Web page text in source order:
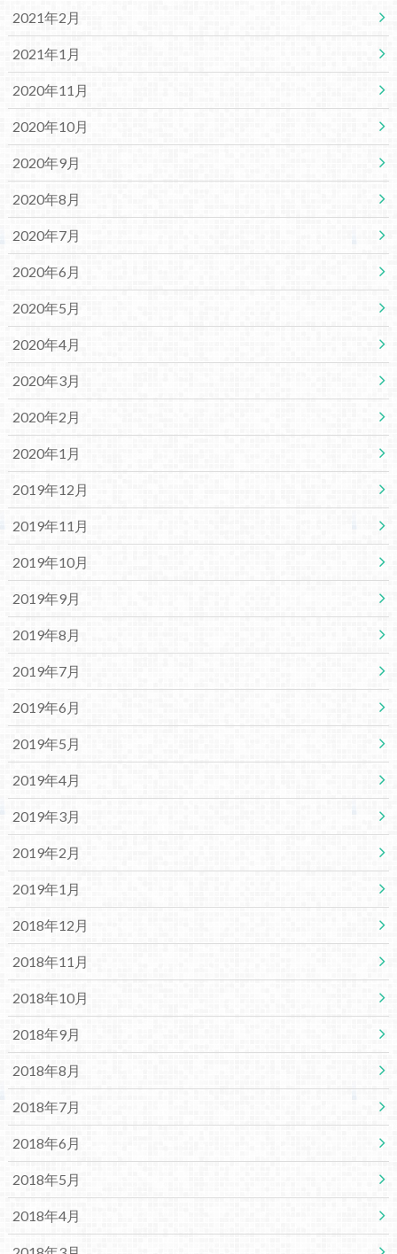
2021年2月
2021年1月
2020年11月
2020年10月
2020年9月
2020年8月
2020年7月
2020年6月
2020年5月
2020年4月
2020年3月
2020年2月
2020年1月
2019年12月
2019年11月
2019年10月
2019年9月
2019年8月
2019年7月
2019年6月
2019年5月
2019年4月
2019年3月
2019年2月
2019年1月
2018年12月
2018年11月
2018年10月
2018年9月
2018年8月
2018年7月
2018年6月
2018年5月
2018年4月